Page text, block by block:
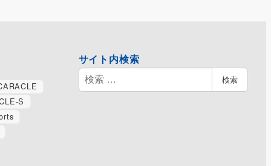
S
サイト内検索
検
索
検索